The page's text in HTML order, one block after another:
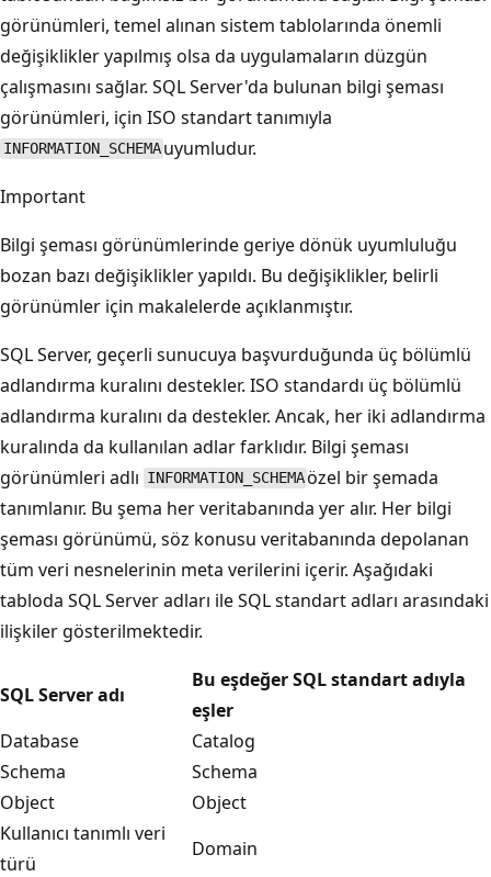
görünümleri, temel alınan sistem tablolarında önemli
değişiklikler yapılmış olsa da uygulamaların düzgün
çalışmasını sağlar. SQL Server'da bulunan bilgi şeması
görünümleri, için ISO standart tanımıyla
INFORMATION_SCHEMA uyumludur.
Important
Bilgi şeması görünümlerinde geriye dönük uyumluluğu
bozan bazı değişiklikler yapıldı. Bu değişiklikler, belirli
görünümler için makalelerde açıklanmıştır.
SQL Server, geçerli sunucuya başvurduğunda üç bölümlü
adlandırma kuralını destekler. ISO standardı üç bölümlü
adlandırma kuralını da destekler. Ancak, her iki adlandırma
kuralında da kullanılan adlar farklıdır. Bilgi şeması
görünümleri adlı INFORMATION_SCHEMAözel bir şemada
tanımlanır. Bu şema her veritabanında yer alır. Her bilgi
şeması görünümü, söz konusu veritabanında depolanan
tüm veri nesnelerinin meta verilerini içerir. Aşağıdaki
tabloda SQL Server adları ile SQL standart adları arasındaki
ilişkiler gösterilmektedir.
SQL Server adı
Bu eşdeğer SQL standart adıyla
eşler
Database
Catalog
Schema
Schema
Object
Object
Kullanıcı tanımlı veri
türü
Domain